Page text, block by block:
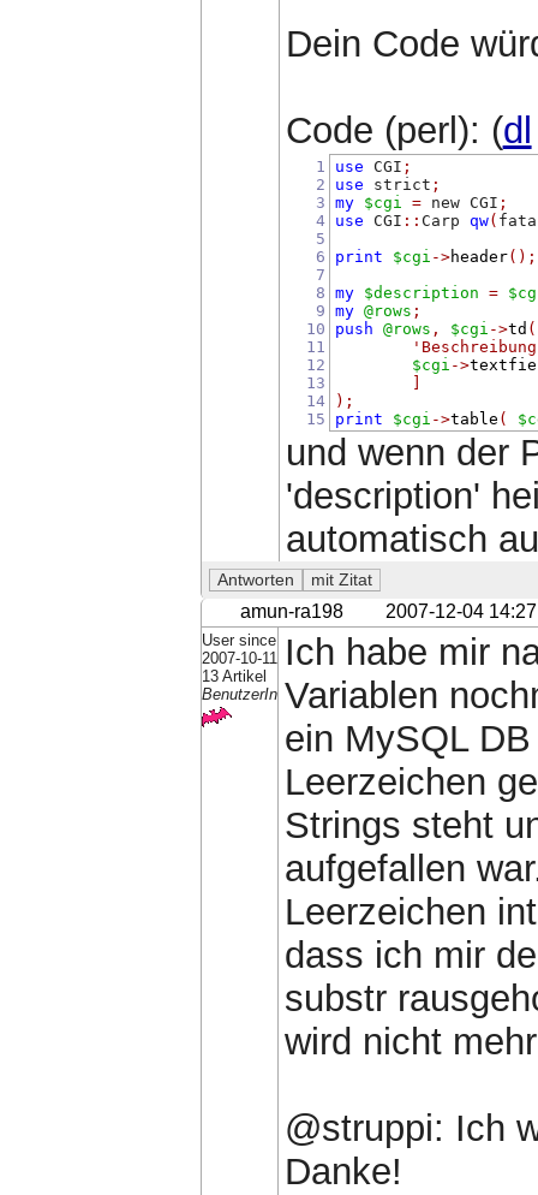
Dein Code
Code (perl): (dl
1
2
3
4
5
6
7
8
9
10
11
12
13
14
15
use CGI ;
use strict ;
my $cgi = new CGI ;
use CGI :: Carp qw(
print
$cgi ->header();
my $description =
my @rows ;
push
@rows , $cgi ->td
$cgi ->
);
print
$cgi ->table (
und wenn der
'description'
automatisch
amun-ra198 2007-12-04 14:27
User since
2007-10-11
13 Artikel
BenutzerIn
Ich habe mir
Variablen
ein MySQL
Leerzeichen
Strings steht
aufgefallen
Leerzeichen
dass ich mir
substr
wird nicht
@struppi: Ich
Danke!